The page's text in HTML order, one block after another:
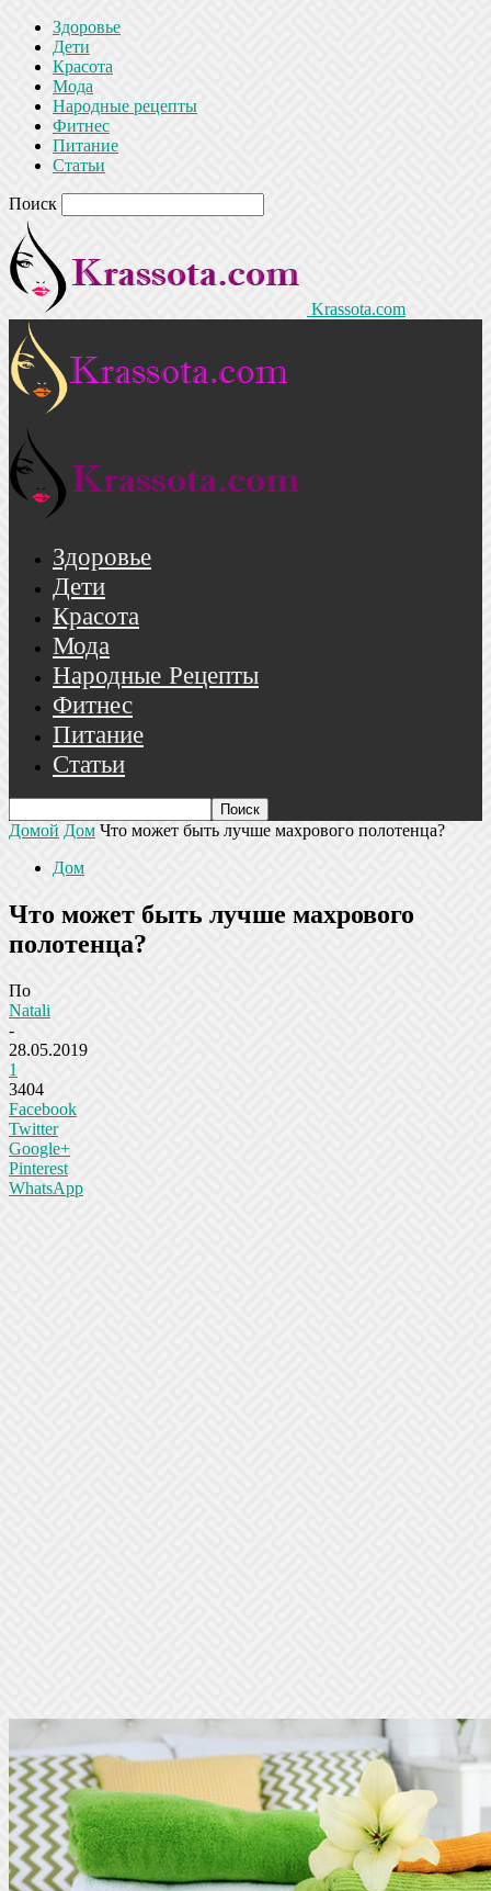
Здоровье
Дети
Красота
Мода
Народные рецепты
Фитнес
Питание
Статьи
Поиск
Krassota.com
Здоровье
Дети
Красота
Мода
Народные Рецепты
Фитнес
Питание
Статьи
Домой Дом Что может быть лучше махрового полотенца?
Дом
Что может быть лучше махрового
полотенца?
По
Natali
-
28.05.2019
1
3404
Facebook
Twitter
Google+
Pinterest
WhatsApp